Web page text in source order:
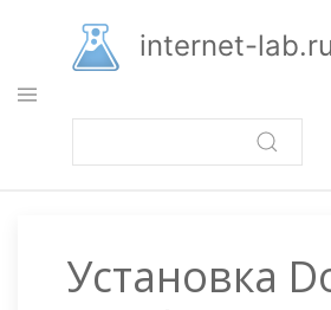
основному
содержанию
internet-lab.ru
Установка